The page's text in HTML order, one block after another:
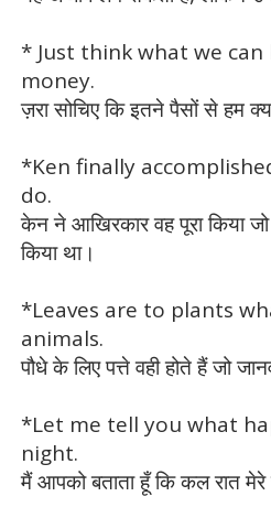
* Just think what we
money.
ज़रा सोचिए कि इतने पैसों से हम
*Ken finally
do.
केन ने आखिरकार वह पूरा किया
किया था।
*Leaves are to plants
animals.
पौधे के लिए पत्ते वही होते हैं जो
*Let me tell you what
night.
मैं आपको बताता हूँ कि कल रात